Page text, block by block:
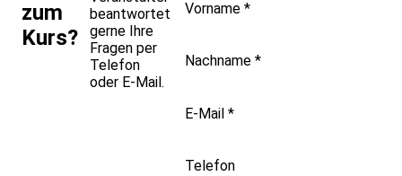
zum
Kurs?
beantwortet
gerne Ihre
Fragen per
Telefon
oder E-Mail.
Vorname *
Nachname *
E-Mail *
Telefon